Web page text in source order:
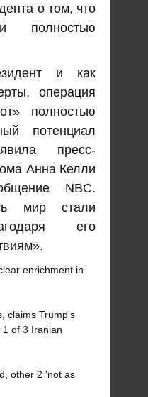
о том, что
и как
операция
полностью
потенциал
пресс-
Анна Келли
NBC.
мир стали
его
enrichment in
claims Trump's
of 3 Iranian
other 2 'not as